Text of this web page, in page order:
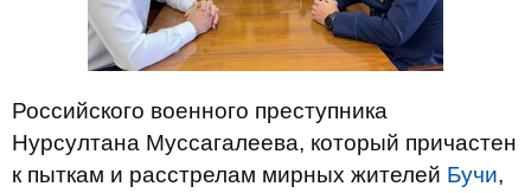
Российского военного преступника
Нурсултана Муссагалеева, который причастен
к пыткам и расстрелам мирных жителей Бучи,